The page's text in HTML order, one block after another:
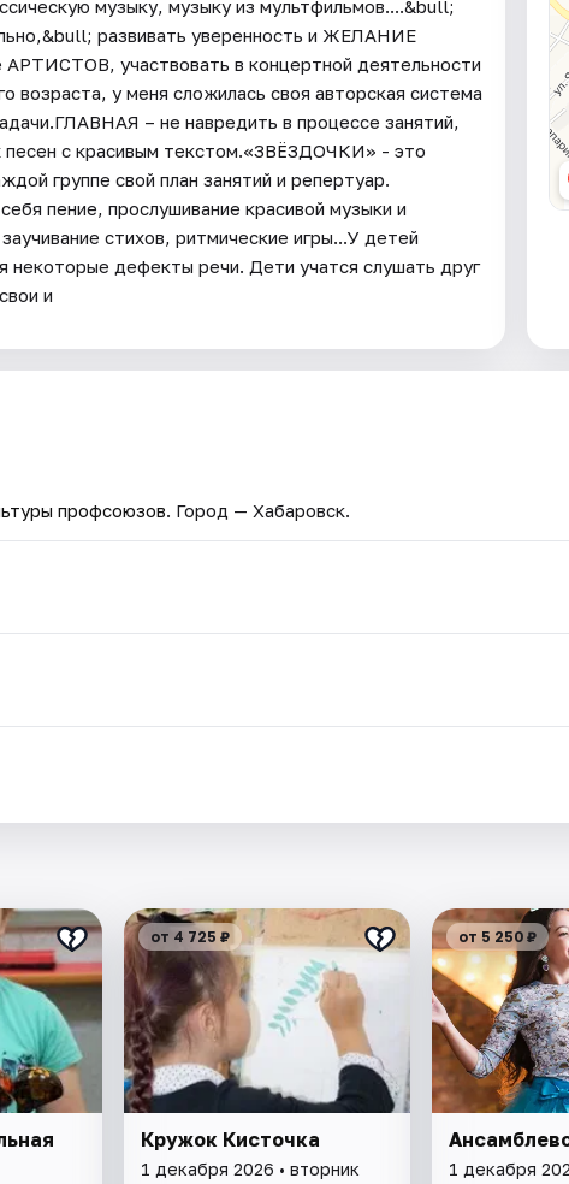
музыку, музыку из мультфильмов....&bull;
развивать уверенность и ЖЕЛАНИЕ
участвовать в концертной деятельности
у меня сложилась своя авторская система
– не навредить в процессе занятий,
песен с красивым текстом.«ЗВЁЗДОЧКИ» - это
группе свой план занятий и репертуар.
пение, прослушивание красивой музыки и
стихов, ритмические игры...У детей
некоторые дефекты речи. Дети учатся слушать друг
и
профсоюзов. Город — Хабаровск.
от 4 725 ₽
Кружок Кисточка
1 декабря 2026 • вторник
от 5 250 ₽
1 декабря